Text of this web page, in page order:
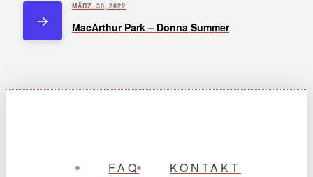
MÄRZ. 30, 2022
MacArthur Park – Donna Summer
FAQ KONTAKT